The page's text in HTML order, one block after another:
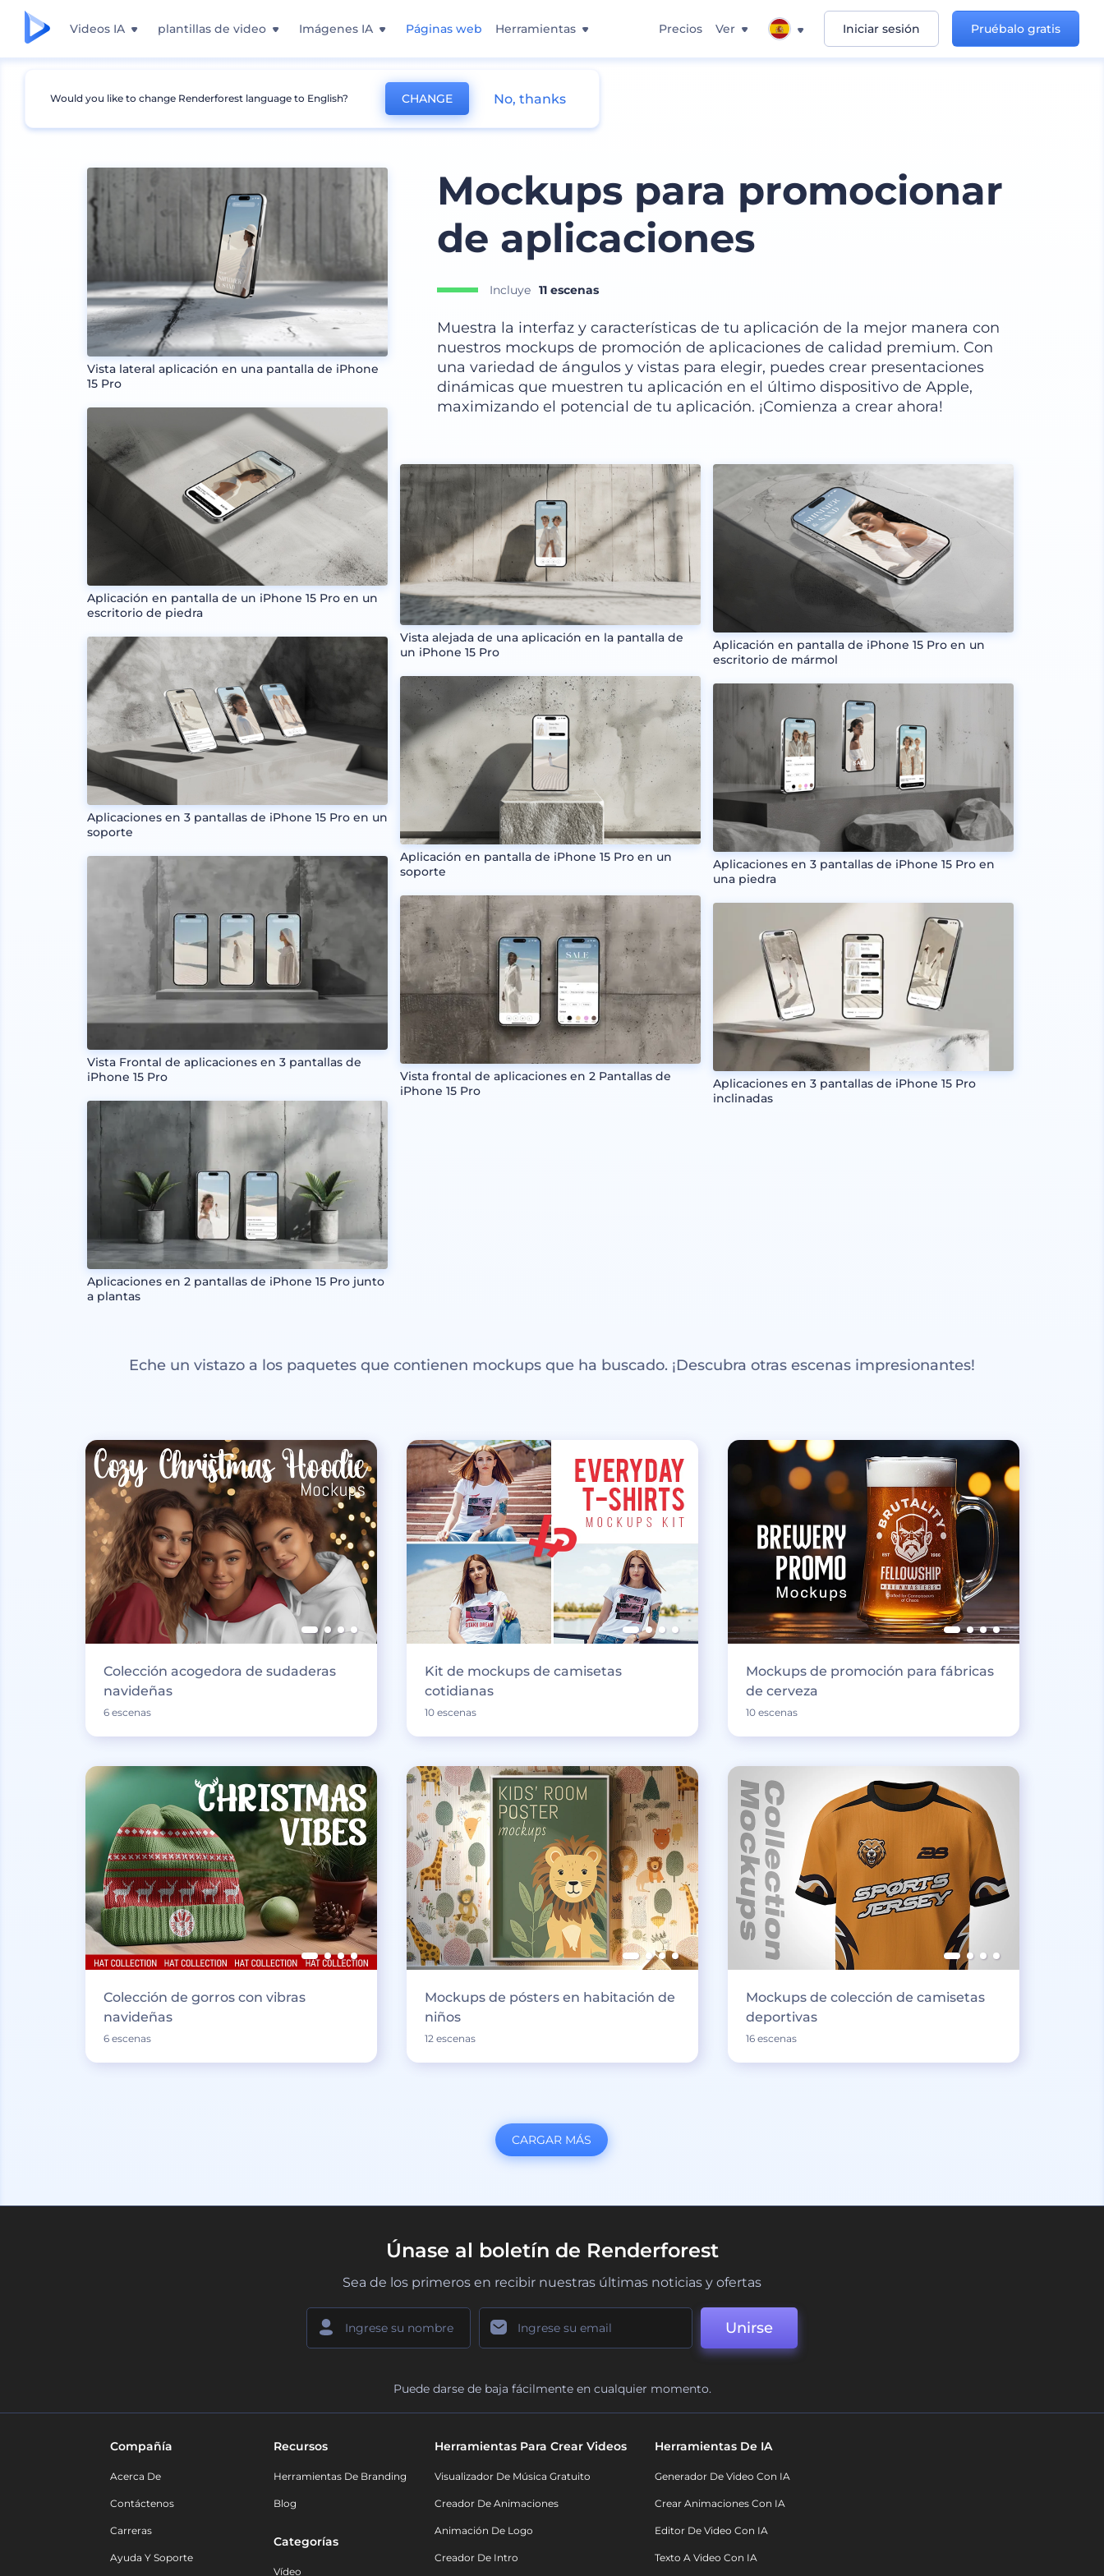
Videos IA plantillas de video Imágenes IA Páginas web Herramientas Precios Ver Iniciar sesión Pruébalo gratis
Mockups Dispositivos Mockup de iPhone
Vista lateral aplicación en una pantalla de iPhone
15 Pro
Aplicación en pantalla de un iPhone 15 Pro en un
escritorio de piedra
Aplicaciones en 3 pantallas de iPhone 15 Pro en un
soporte
Vista Frontal de aplicaciones en 3 pantallas de
iPhone 15 Pro
Aplicaciones en 2 pantallas de iPhone 15 Pro junto
a plantas
Mockups para promocionar
de aplicaciones
Incluye 11 escenas
Muestra la interfaz y características de tu aplicación de la mejor manera con
nuestros mockups de promoción de aplicaciones de calidad premium. Con
una variedad de ángulos y vistas para elegir, puedes crear presentaciones
dinámicas que muestren tu aplicación en el último dispositivo de Apple,
maximizando el potencial de tu aplicación. ¡Comienza a crear ahora!
Vista alejada de una aplicación en la pantalla de
un iPhone 15 Pro
Aplicación en pantalla de iPhone 15 Pro en un
soporte
Vista frontal de aplicaciones en 2 Pantallas de
iPhone 15 Pro
Aplicación en pantalla de iPhone 15 Pro en un
escritorio de mármol
Aplicaciones en 3 pantallas de iPhone 15 Pro en
una piedra
Aplicaciones en 3 pantallas de iPhone 15 Pro
inclinadas
Eche un vistazo a los paquetes que contienen mockups que ha buscado. ¡Descubra otras escenas impresionantes!
Colección acogedora de sudaderas
navideñas
6 escenas
Kit de mockups de camisetas
cotidianas
10 escenas
Mockups de promoción para fábricas
de cerveza
10 escenas
Colección de gorros con vibras
navideñas
6 escenas
Mockups de pósters en habitación de
niños
12 escenas
Mockups de colección de camisetas
deportivas
16 escenas
CARGAR MÁS
Únase al boletín de Renderforest
Sea de los primeros en recibir nuestras últimas noticias y ofertas
Unirse
Puede darse de baja fácilmente en cualquier momento.
Compañía
Acerca De
Contáctenos
Carreras
Ayuda Y Soporte
Recursos
Herramientas De Branding
Blog
Categorías
Vídeo
Herramientas Para Crear Videos
Visualizador De Música Gratuito
Creador De Animaciones
Animación De Logo
Creador De Intro
Herramientas De IA
Generador De Video Con IA
Crear Animaciones Con IA
Editor De Video Con IA
Texto A Video Con IA
Would you like to change Renderforest language to English? CHANGE No, thanks